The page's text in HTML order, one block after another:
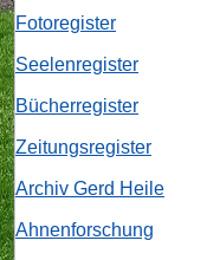
Fotoregister
Seelenregister
Bücherregister
Zeitungsregister
Archiv Gerd Heile
Ahnenforschung